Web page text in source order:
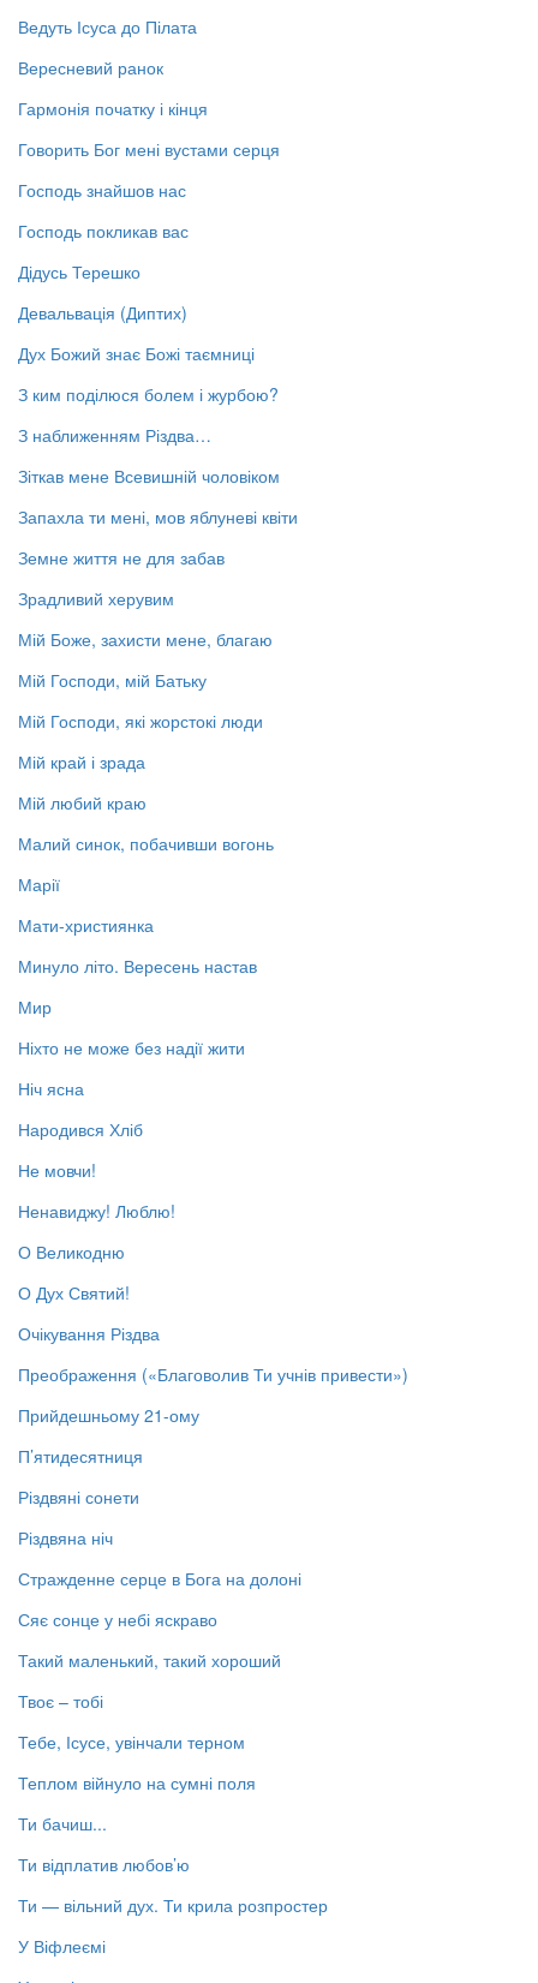
Ведуть Ісуса до Пілата
Вересневий ранок
Гармонія початку і кінця
Говорить Бог мені вустами серця
Господь знайшов нас
Господь покликав вас
Дідусь Терешко
Девальвація (Диптих)
Дух Божий знає Божі таємниці
З ким поділюся болем і журбою?
З наближенням Різдва…
Зіткав мене Всевишній чоловіком
Запахла ти мені, мов яблуневі квіти
Земне життя не для забав
Зрадливий херувим
Мій Боже, захисти мене, благаю
Мій Господи, мій Батьку
Мій Господи, які жорстокі люди
Мій край і зрада
Мій любий краю
Малий синок, побачивши вогонь
Марії
Мати-християнка
Минуло літо. Вересень настав
Мир
Ніхто не може без надії жити
Ніч ясна
Народився Хліб
Не мовчи!
Ненавиджу! Люблю!
О Великодню
О Дух Святий!
Очікування Різдва
Преображення («Благоволив Ти учнів привести»)
Прийдешньому 21-ому
П’ятидесятниця
Різдвяні сонети
Різдвяна ніч
Стражденне серце в Бога на долоні
Сяє сонце у небі яскраво
Такий маленький, такий хороший
Твоє – тобі
Тебе, Ісусе, увінчали терном
Теплом війнуло на сумні поля
Ти бачиш...
Ти відплатив любов’ю
Ти — вільний дух. Ти крила розпростер
У Віфлеємі